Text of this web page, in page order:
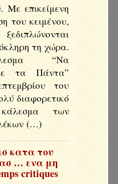
Με επικείμενη
του κειμένου,
τη χώρα.
“Να
τα Πάντα”
του
διαφορετικό
των
(…)
κατα του
… ενα μη
critiques